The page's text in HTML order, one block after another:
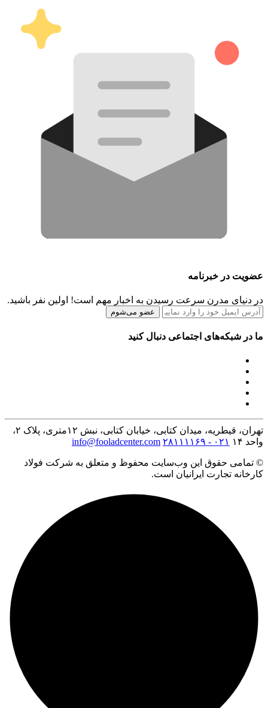
عضویت در خبرنامه
در دنیای مدرن سرعت رسیدن به اخبار مهم است! اولین نفر باشید.
عضو می‌شوم
ما در شبکه‌های اجتماعی دنبال کنید
تهران، قیطریه، میدان کتابی، خیابان کتابی، نبش ۱۲متری، پلاک ۲،
واحد ۱۴
۰۲۱ - ۲۸۱۱۱۱۶۹ info@fooladcenter.com
© تمامی حقوق این وب‌سایت محفوظ و متعلق به شرکت فولاد
کارخانه تجارت ایرانیان است.